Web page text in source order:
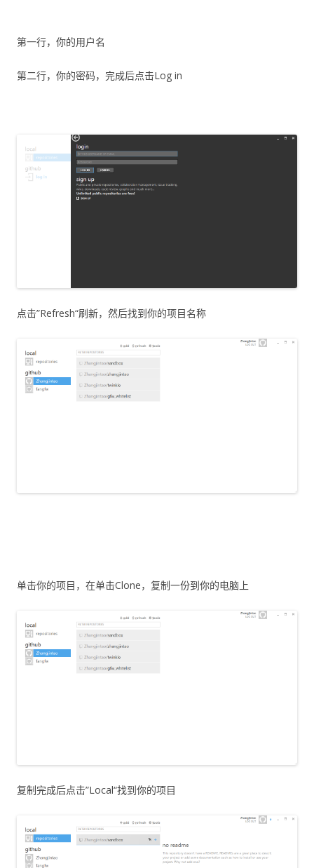
第一行，你的用户名
第二行，你的密码，完成后点击Log in
点击”Refresh“刷新，然后找到你的项目名称
单击你的项目，在单击Clone，复制一份到你的电脑上
复制完成后点击”Local“找到你的项目